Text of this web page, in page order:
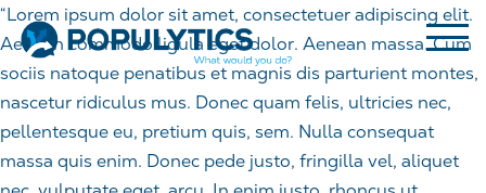
“Lorem ipsum dolor sit amet, consectetuer adipiscing elit.
Aenean commodo ligula eget dolor. Aenean massa. Cum
sociis natoque penatibus et magnis dis parturient montes,
nascetur ridiculus mus. Donec quam felis, ultricies nec,
pellentesque eu, pretium quis, sem. Nulla consequat
massa quis enim. Donec pede justo, fringilla vel, aliquet